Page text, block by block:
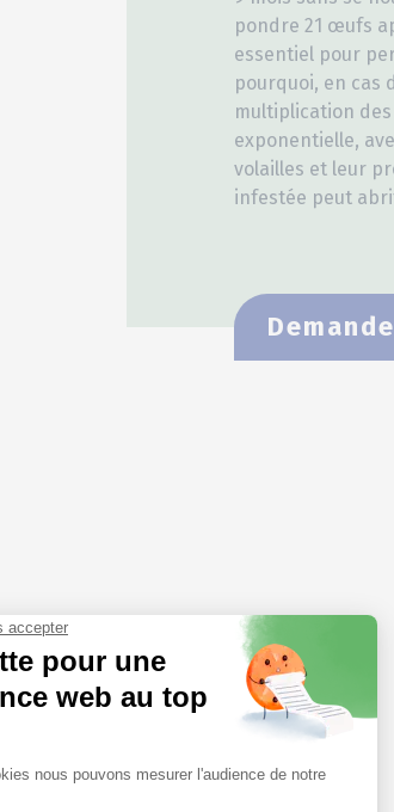
pondre 21 œufs
essentiel pour
pourquoi, en cas
multiplication des
exponentielle,
volailles et leur
infestée peut